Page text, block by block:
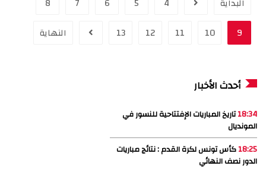
9
10
11
12
13 النهاية
أحدث الأخبار
18:34تاريخ المباريات الإفتتاحية للنسور في
المونديال
18:25كأس تونس لكرة القدم : نتائج مباريات
الدور نصف النهائي